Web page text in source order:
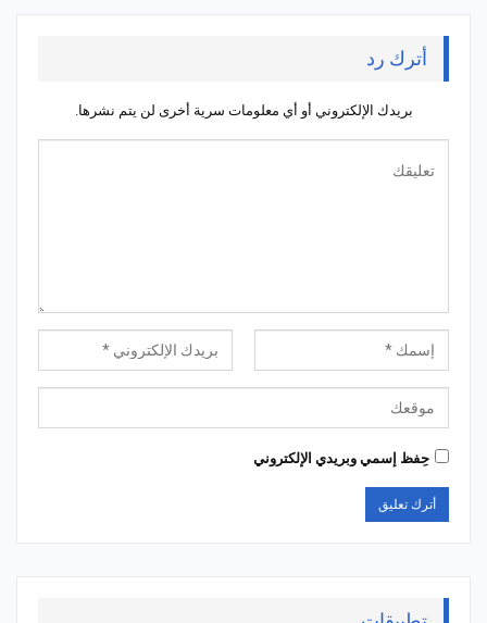
أترك رد
بريدك الإلكتروني أو أي معلومات سرية أخرى لن يتم نشرها.
حِفظ إسمي وبريدي الإلكتروني